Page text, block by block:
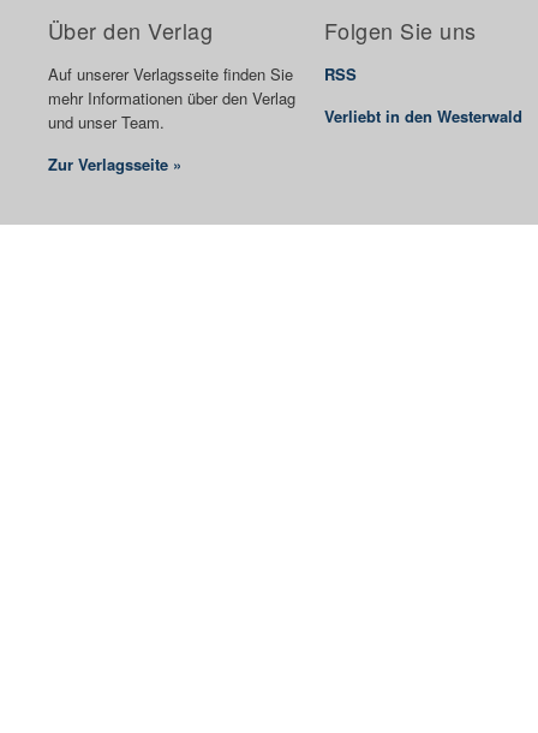
Über den Verlag
Auf unserer Verlagsseite finden Sie
mehr Informationen über den Verlag
und unser Team.
Zur Verlagsseite »
Folgen Sie uns
RSS
Verliebt in den Westerwald